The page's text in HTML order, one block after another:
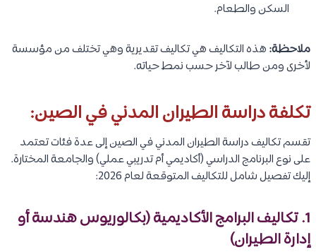
السكن والطعام.
ملاحظة: هذه التكاليف هي تكاليف تقديرية وهي تختلف من مؤسسة
لأخرى ومن طالب لآخر حسب نمط حياته.
تكلفة دراسة الطيران المدني في الصين:
تقسم تكاليف دراسة الطيران المدني في الصين إلى عدة فئات تعتمد
على نوع البرنامج الدراسي (أكاديمي أم تدريبي عملي) والجامعة المختارة.
إليك تفصيل شامل للتكاليف المتوقعة لعام 2026:
1. تكاليف البرامج الأكاديمية (بكالوريوس هندسة أو
إدارة الطيران)